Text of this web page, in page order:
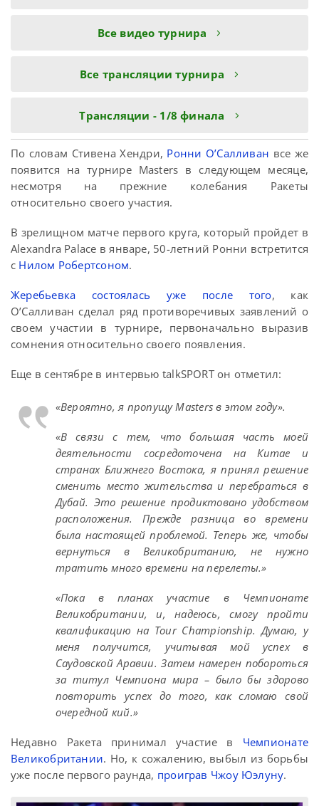
Все видео турнира
Все трансляции турнира
Tрансляции - 1/8 финала
По словам Стивена Хендри, Ронни О’Салливан все же
появится на турнире Masters в следующем месяце,
несмотря на прежние колебания Ракеты
относительно своего участия.
В зрелищном матче первого круга, который пройдет в
Alexandra Palace в январе, 50-летний Ронни встретится
с Нилом Робертсоном.
Жеребьевка состоялась уже после того, как
О’Салливан сделал ряд противоречивых заявлений о
своем участии в турнире, первоначально выразив
сомнения относительно своего появления.
Еще в сентябре в интервью talkSPORT он отметил:
«Вероятно, я пропущу Masters в этом году».
«В связи с тем, что большая часть моей
деятельности сосредоточена на Китае и
странах Ближнего Востока, я принял решение
сменить место жительства и перебраться в
Дубай. Это решение продиктовано удобством
расположения. Прежде разница во времени
была настоящей проблемой. Теперь же, чтобы
вернуться в Великобританию, не нужно
тратить много времени на перелеты.»
«Пока в планах участие в Чемпионате
Великобритании, и, надеюсь, смогу пройти
квалификацию на Tour Championship. Думаю, у
меня получится, учитывая мой успех в
Саудовской Аравии. Затем намерен побороться
за титул Чемпиона мира – было бы здорово
повторить успех до того, как сломаю свой
очередной кий.»
Недавно Ракета принимал участие в Чемпионате
Великобритании. Но, к сожалению, выбыл из борьбы
уже после первого раунда, проиграв Чжоу Юэлуну.